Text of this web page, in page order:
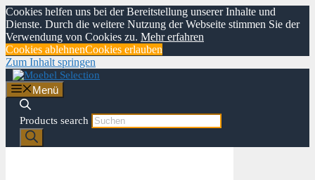
Cookies helfen uns bei der Bereitstellung unserer Inhalte und
Dienste. Durch die weitere Nutzung der Webseite stimmen Sie der
Verwendung von Cookies zu. Mehr erfahren
Cookies ablehnenCookies erlauben
Zum Inhalt springen
Menü
Products search